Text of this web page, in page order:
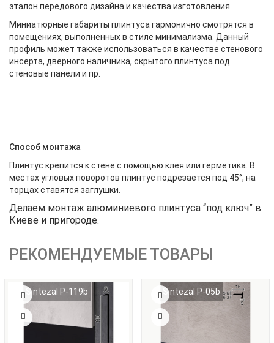
эталон передового дизайна и качества изготовления.
Миниатюрные габариты плинтуса гармонично смотрятся в
помещениях, выполненных в стиле минимализма. Данный
профиль может также использоваться в качестве стенового
инсерта, дверного наличника, скрытого плинтуса под
стеновые панели и пр.
Способ монтажа
Плинтус крепится к стене с помощью клея или герметика. В
местах угловых поворотов плинтус подрезается под 45°, на
торцах ставятся заглушки.
Делаем монтаж алюминиевого плинтуса “под ключ” в
Киеве и пригороде.
РЕКОМЕНДУЕМЫЕ ТОВАРЫ
Sintezal P-119b Sintezal P-05b